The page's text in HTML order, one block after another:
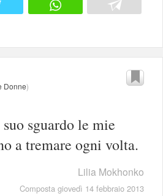
Donne)
sguardo le mie
a tremare ogni volta.
Lilia Mokhonko
Composta giovedì 14 febbraio 2013